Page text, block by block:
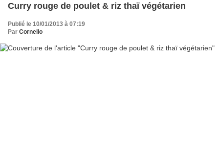
Curry rouge de poulet & riz thaï végétarien
Publié le 10/01/2013 à 07:19
Par Cornello